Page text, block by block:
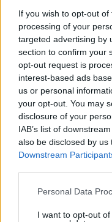
If you wish to opt-out
processing of your
targeted advertising by
section to confirm your
opt-out request is
interest-based ads
us or personal
your opt-out. You may
disclosure of your
IAB’s list of
also be disclosed by
Downstream
Please note that this
not limited to your visit
Personal Data
I want to opt-out
Η τραγική
θάνατος του
υπερβολική δόση
Σχετικά Άρθρα
Ακολουθήστε το
και μάθετε πρώτοι
Δείτε όλες τις
και τον Κόσμο, τη
Protothema.gr